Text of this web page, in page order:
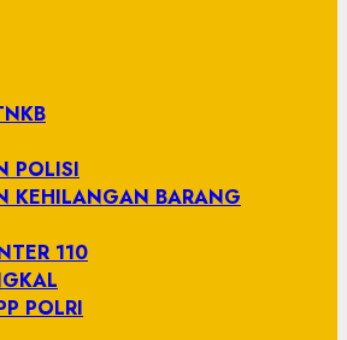
POLISI
KEHILANGAN BARANG
110
POLRI